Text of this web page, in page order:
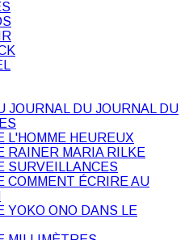
JOURNAL DU JOURNAL DU
L'HOMME HEUREUX
RAINER MARIA RILKE
SURVEILLANCES
COMMENT ÉCRIRE AU
YOKO ONO DANS LE